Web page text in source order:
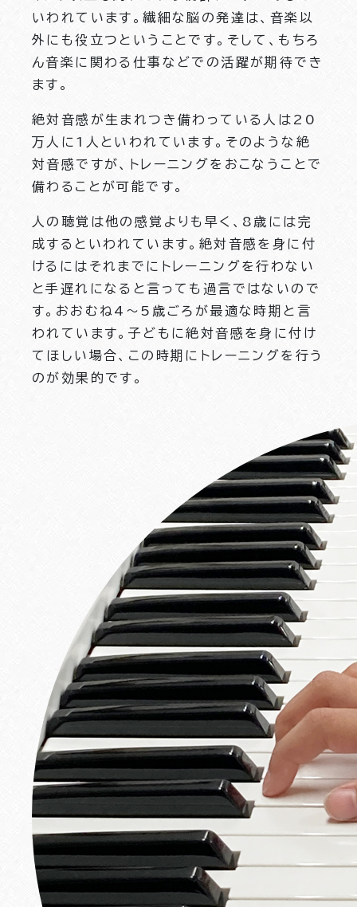
いわれています。繊細な脳の発達は、音楽以
外にも役立つということです。そして、もちろ
ん音楽に関わる仕事などでの活躍が期待でき
ます。
絶対音感が生まれつき備わっている人は20
万人に1人といわれています。そのような絶
対音感ですが、トレーニングをおこなうことで
備わることが可能です。
人の聴覚は他の感覚よりも早く、8歳には完
成するといわれています。絶対音感を身に付
けるにはそれまでにトレーニングを行わない
と手遅れになると言っても過言ではないので
す。おおむね4〜5歳ごろが最適な時期と言
われています。子どもに絶対音感を身に付け
てほしい場合、この時期にトレーニングを行う
のが効果的です。